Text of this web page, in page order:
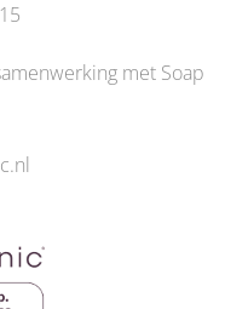
met Soap